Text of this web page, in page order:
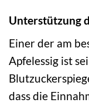
Unterstützung
Einer der am
Apfelessig ist
dass die